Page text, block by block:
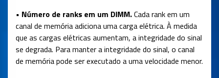
• Número de ranks em um DIMM.Cada rank em um
canal de memória adiciona uma carga elétrica. À medida
que as cargas elétricas aumentam, a integridade do sinal
se degrada. Para manter a integridade do sinal, o canal
de memória pode ser executado a uma velocidade menor.